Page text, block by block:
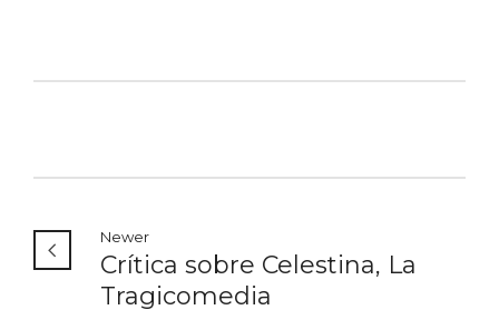
Newer
Crítica sobre Celestina, La
Tragicomedia